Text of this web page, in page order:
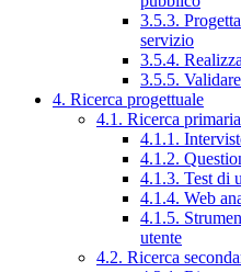
3.5.3.
servizio
3.5.4.
3.5.5.
4. Ricerca progettuale
4.1. Ricerca primaria
4.1.1.
4.1.2.
4.1.3. Test di
4.1.4. Web
4.1.5.
utente
4.2. Ricerca